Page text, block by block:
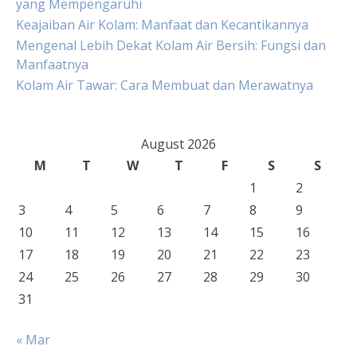
yang Mempengaruhi
Keajaiban Air Kolam: Manfaat dan Kecantikannya
Mengenal Lebih Dekat Kolam Air Bersih: Fungsi dan
Manfaatnya
Kolam Air Tawar: Cara Membuat dan Merawatnya
August 2026
M
T W T F S
S
1
2
3
4 5 6 7 8
9
10
11 12 13 14 15
16
17
18 19 20 21 22
23
24
25 26 27 28 29
30
31
« Mar